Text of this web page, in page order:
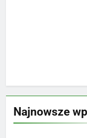
Najnowsze